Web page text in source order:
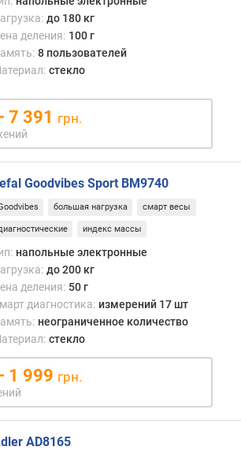
до 180 кг
деления: 100 г
8 пользователей
стекло
7 391 грн.
Goodvibes Sport BM9740
большая нагрузка смарт весы
индекс массы
напольные электронные
до 200 кг
деления: 50 г
диагностика: измерений 17 шт
неограниченное количество
стекло
1 999 грн.
AD8165